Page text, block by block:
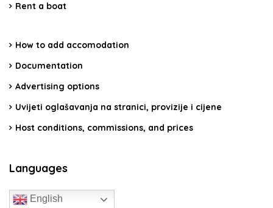
Rent a boat
How to add accomodation
Documentation
Advertising options
Uvijeti oglašavanja na stranici, provizije i cijene
Host conditions, commissions, and prices
Languages
English